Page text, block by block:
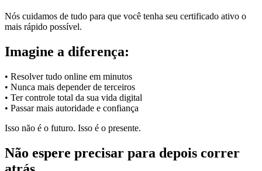
Nós cuidamos de tudo para que você tenha seu certificado ativo o
mais rápido possível.
Imagine a diferença:
• Resolver tudo online em minutos
• Nunca mais depender de terceiros
• Ter controle total da sua vida digital
• Passar mais autoridade e confiança
Isso não é o futuro. Isso é o presente.
Não espere precisar para depois correr